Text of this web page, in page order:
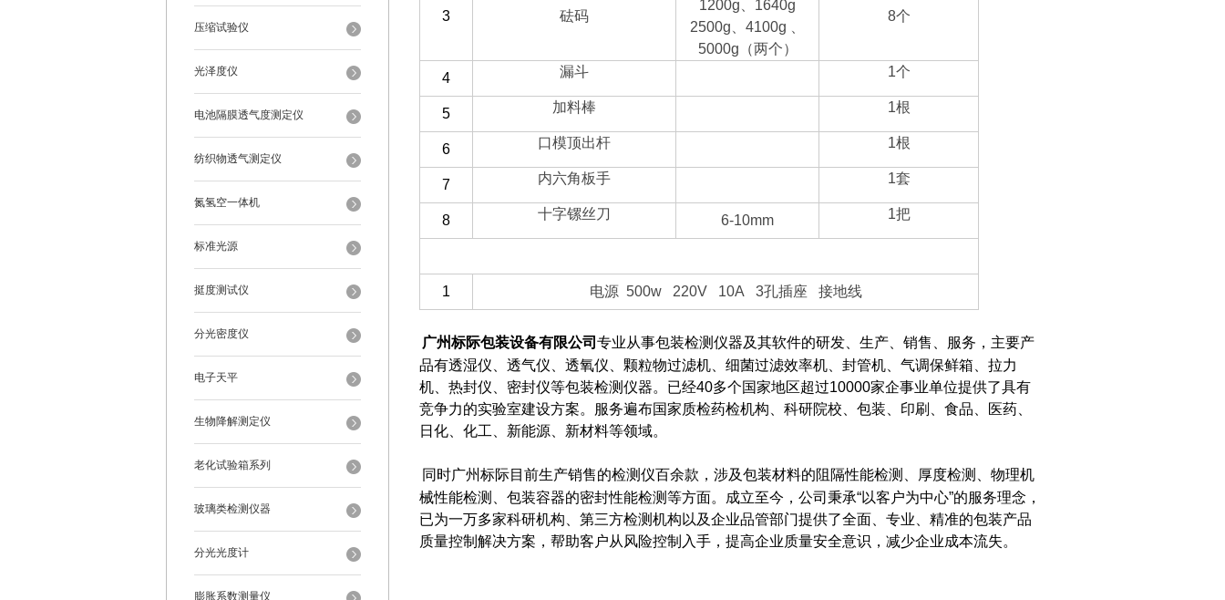
压缩试验仪
光泽度仪
电池隔膜透气度测定仪
纺织物透气测定仪
氮氢空一体机
标准光源
挺度测试仪
分光密度仪
电子天平
生物降解测定仪
老化试验箱系列
玻璃类检测仪器
分光光度计
膨胀系数测量仪
3 砝码
1200g、1640g
2500g、4100g 、
5000g（两个）
8个
4 漏斗 1个
5 加料棒 1根
6 口模顶出杆 1根
7 内六角板手 1套
8 十字镙丝刀 6-10mm 1把
1 电源 500w 220V 10A 3孔插座 接地线
广州标际包装设备有限公司 专业从事包装检测仪器及其软件的研发、生产、销售、服务，主要产
品有透湿仪、透气仪、透氧仪、颗粒物过滤机、细菌过滤效率机、封管机、气调保鲜箱、拉力
机、热封仪、密封仪等包装检测仪器。已经40多个国家地区超过10000家企事业单位提供了具有
竞争力的实验室建设方案。服务遍布国家质检药检机构、科研院校、包装、印刷、食品、医药、
日化、化工、新能源、新材料等领域。
同时广州标际目前生产销售的检测仪百余款，涉及包装材料的阻隔性能检测、厚度检测、物理机
械性能检测、包装容器的密封性能检测等方面。成立至今，公司秉承“以客户为中心”的服务理念，
已为一万多家科研机构、第三方检测机构以及企业品管部门提供了全面、专业、精准的包装产品
质量控制解决方案，帮助客户从风险控制入手，提高企业质量安全意识，减少企业成本流失。